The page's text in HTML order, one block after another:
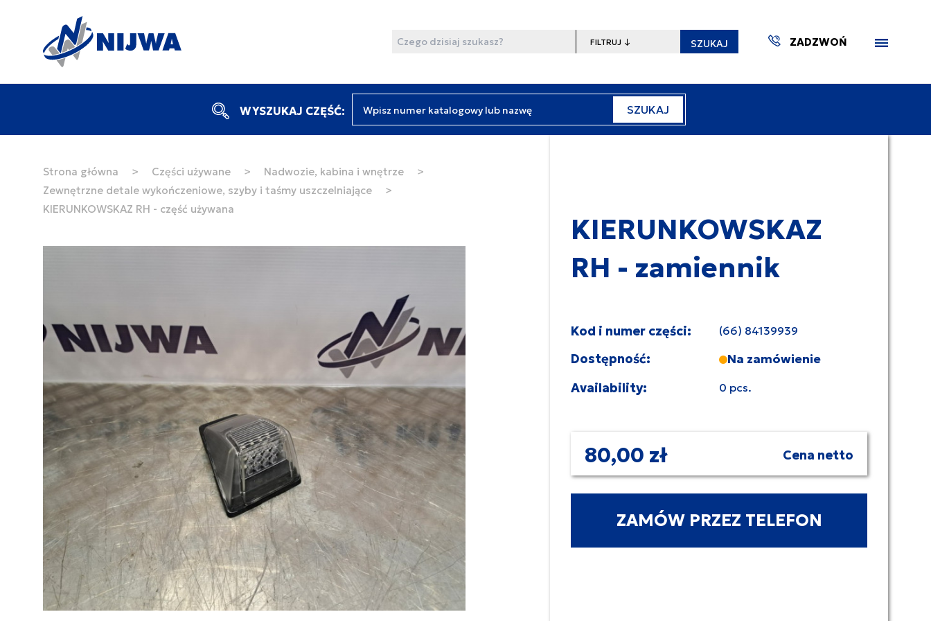
Wyszukaj
Filtruj SZUKAJ ZADZWOŃ
WYSZUKAJ CZĘŚĆ: SZUKAJ
Strona główna > Części używane > Nadwozie, kabina i wnętrze
>
Zewnętrzne detale wykończeniowe, szyby i taśmy uszczelniające
>
KIERUNKOWSKAZ RH - część używana
KIERUNKOWSKAZ
RH - zamiennik
Kod i numer części: (66) 84139939
Dostępność: Na zamówienie
Availability: 0 pcs.
80,00 zł Cena netto
ZAMÓW PRZEZ TELEFON